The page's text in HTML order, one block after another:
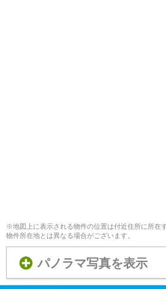
※地図上に表示される物件の位置は付近住所に所在
物件所在地とは異なる場合がございます。
パノラマ写真を表示